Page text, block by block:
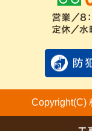
アンテナ工事スケ
工事依頼・お見
Copyright(C)